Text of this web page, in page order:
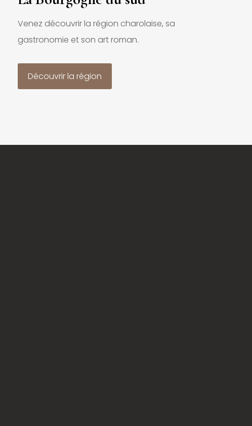
Venez découvrir la région charolaise, sa
gastronomie et son art roman.
Découvrir la région